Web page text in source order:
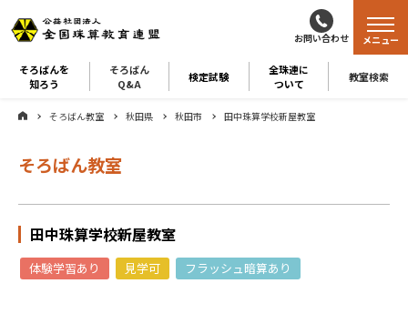
お問い合わせ
そろばんを
知ろう
そろばん
Q&A
検定試験
全珠連に
ついて
教室検索
メニュー
そろばん教室 秋田県 秋田市 田中珠算学校新屋教室
そろばん教室
田中珠算学校新屋教室
体験学習あり 見学可 フラッシュ暗算あり